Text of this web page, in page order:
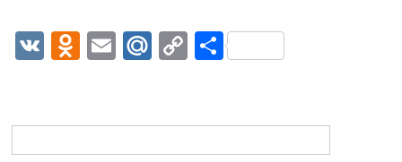
VK Odnoklassniki
EmailMail.Ru
CopyОтправить